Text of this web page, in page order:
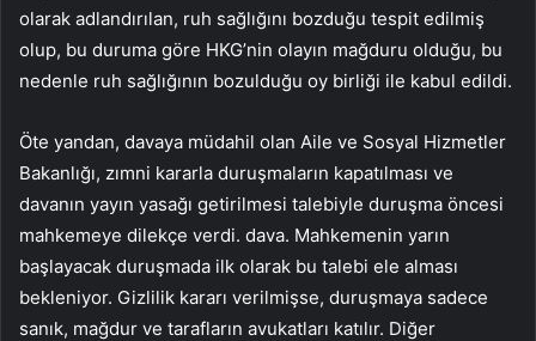
olarak adlandırılan, ruh sağlığını bozduğu tespit edilmiş
olup, bu duruma göre HKG’nin olayın mağduru olduğu, bu
nedenle ruh sağlığının bozulduğu oy birliği ile kabul edildi.
Öte yandan, davaya müdahil olan Aile ve Sosyal Hizmetler
Bakanlığı, zımni kararla duruşmaların kapatılması ve
davanın yayın yasağı getirilmesi talebiyle duruşma öncesi
mahkemeye dilekçe verdi. dava. Mahkemenin yarın
başlayacak duruşmada ilk olarak bu talebi ele alması
bekleniyor. Gizlilik kararı verilmişse, duruşmaya sadece
sanık, mağdur ve tarafların avukatları katılır. Diğer